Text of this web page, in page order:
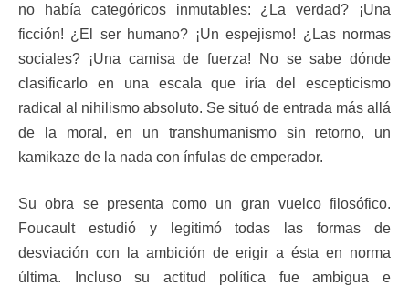
no había categóricos inmutables: ¿La verdad? ¡Una
ficción! ¿El ser humano? ¡Un espejismo! ¿Las normas
sociales? ¡Una camisa de fuerza! No se sabe dónde
clasificarlo en una escala que iría del escepticismo
radical al nihilismo absoluto. Se situó de entrada más allá
de la moral, en un transhumanismo sin retorno, un
kamikaze de la nada con ínfulas de emperador.
Su obra se presenta como un gran vuelco filosófico.
Foucault estudió y legitimó todas las formas de
desviación con la ambición de erigir a ésta en norma
última. Incluso su actitud política fue ambigua e